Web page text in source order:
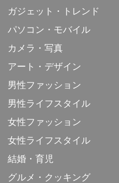
ガジェット・トレンド
パソコン・モバイル
カメラ・写真
アート・デザイン
男性ファッション
男性ライフスタイル
女性ファッション
女性ライフスタイル
結婚・育児
グルメ・クッキング